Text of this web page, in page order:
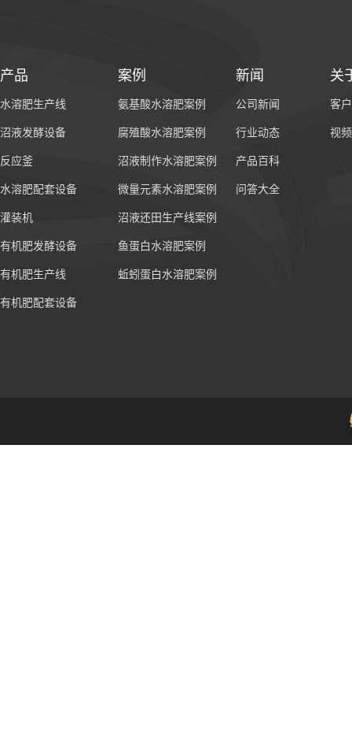
产品
水溶肥生产线
沼液发酵设备
反应釜
水溶肥配套设备
灌装机
有机肥发酵设备
有机肥生产线
有机肥配套设备
案例
氨基酸水溶肥案例
腐殖酸水溶肥案例
沼液制作水溶肥案例
微量元素水溶肥案例
沼液还田生产线案例
鱼蛋白水溶肥案例
蚯蚓蛋白水溶肥案例
新闻
公司新闻
行业动态
产品百科
问答大全
关
客
视